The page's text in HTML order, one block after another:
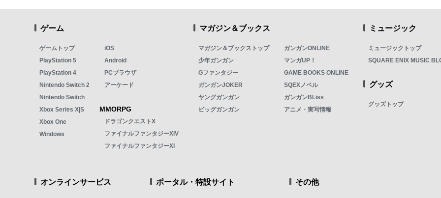
ゲーム
ゲームトップ
PlayStation 5
PlayStation 4
Nintendo Switch 2
Nintendo Switch
Xbox Series X|S
Xbox One
Windows
iOS
Android
PCブラウザ
アーケード
MMORPG
ドラゴンクエストX
ファイナルファンタジーXIV
ファイナルファンタジーXI
マガジン＆ブックス
マガジン＆ブックストップ
少年ガンガン
Gファンタジー
ガンガンJOKER
ヤングガンガン
ビッグガンガン
ガンガンONLINE
マンガUP！
GAME BOOKS ONLINE
SQEXノベル
ガンガンBLiss
アニメ・実写情報
ミュージック
ミュージックトップ
SQUARE ENIX MUSIC
グッズ
グッズトップ
オンラインサービス ポータル・特設サイト その他